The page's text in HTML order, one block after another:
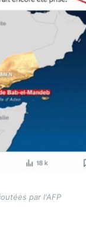
par l'AFP